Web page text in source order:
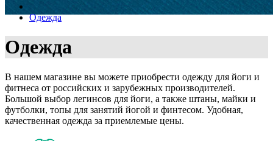
Одежда
Одежда
В нашем магазине вы можете приобрести одежду для йоги и
фитнеса от российских и зарубежных производителей.
Большой выбор легинсов для йоги, а также штаны, майки и
футболки, топы для занятий йогой и финтесом. Удобная,
качественная одежда за приемлемые цены.